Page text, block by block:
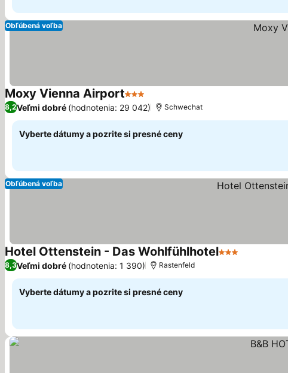
Obľúbená voľba
Moxy Vienna Airport3 Počet hviezdičiek
8,2Veľmi dobré (hodnotenia: 29 042) Schwechat
Vyberte dátumy a pozrite si presné ceny
Obľúbená voľba
Hotel Ottenstein - Das Wohlfühlhotel3 Počet
8,3Veľmi dobré (hodnotenia: 1 390) Rastenfeld
Vyberte dátumy a pozrite si presné ceny